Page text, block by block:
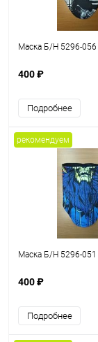
Маска Б/Н 5296-056
400 ₽
Подробнее
рекомендуем
Маска Б/Н 5296-051
400 ₽
Подробнее